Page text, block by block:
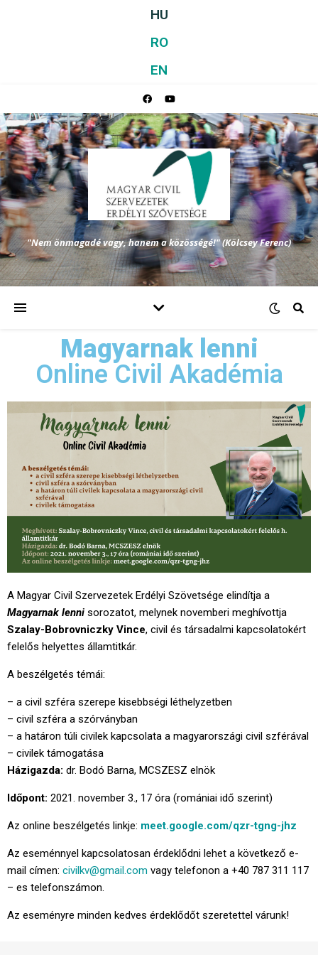
HU
RO
EN
"Nem önmagadé vagy, hanem a közösségé!" (Kölcsey Ferenc)
Magyarnak lenni
Online Civil Akadémia
A Magyar Civil Szervezetek Erdélyi Szövetsége elindítja a
Magyarnak lenni sorozatot, melynek novemberi meghívottja
Szalay-Bobrovniczky Vince, civil és társadalmi kapcsolatokért
felelős helyettes államtitkár.
A beszélgetés témái:
– a civil szféra szerepe kisebbségi léthelyzetben
– civil szféra a szórványban
– a határon túli civilek kapcsolata a magyarországi civil szférával
– civilek támogatása
Házigazda: dr. Bodó Barna, MCSZESZ elnök
Időpont: 2021. november 3., 17 óra (romániai idő szerint)
Az online beszélgetés linkje: meet.google.com/qzr-tgng-jhz
Az eseménnyel kapcsolatosan érdeklődni lehet a következő e-
mail címen: civilkv@gmail.com vagy telefonon a +40 787 311 117
– es telefonszámon.
Az eseményre minden kedves érdeklődőt szeretettel várunk!